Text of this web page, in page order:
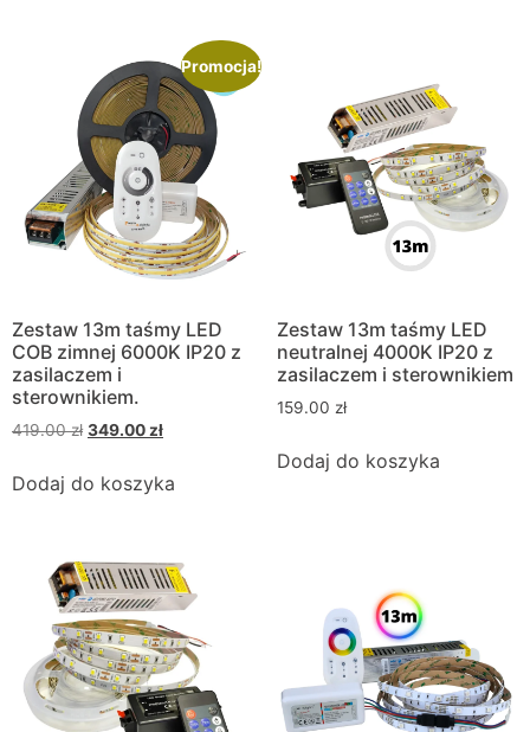
Promocja!
Zestaw 13m taśmy LED
COB zimnej 6000K IP20 z
zasilaczem i
sterownikiem.
419.00zł 349.00 zł
Dodaj do koszyka
Zestaw 13m taśmy LED
neutralnej 4000K IP20 z
zasilaczem i sterownikiem
159.00 zł
Dodaj do koszyka